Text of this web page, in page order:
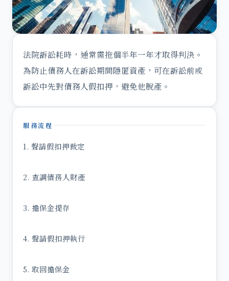
法院訴訟耗時，通常需拖個半年一年才取得判決。
為防止債務人在訴訟期間隱匿資產，可在訴訟前或
訴訟中先對債務人假扣押，避免他脫產。
服務流程
1. 聲請假扣押裁定
2. 查調債務人財產
3. 擔保金提存
4. 聲請假扣押執行
5. 取回擔保金